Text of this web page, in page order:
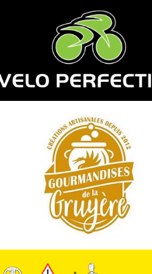
23/04 -Classement Route -
- Moléson (TdC #3)
14/04 -Photos -Les
de Semsales
14/04 -Classement
Semsales (TdC #2)